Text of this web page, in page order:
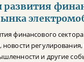
финансового
новости
и другие